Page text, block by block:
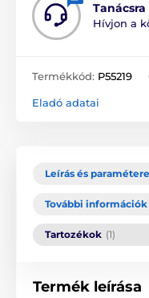
Hívjon a
Termékkód: P55219
Eladó adatai
Leírás és
További információk
Tartozékok (1)
Termék leírása